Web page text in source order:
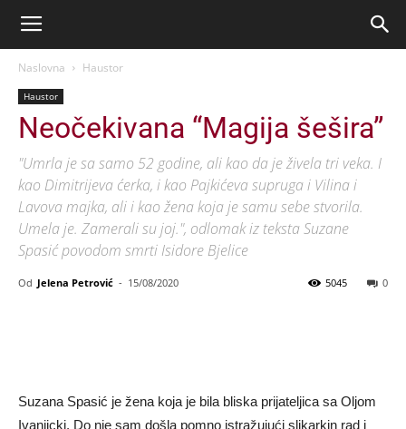
Naslovna Haustor
Haustor
Neočekivana “Magija šešira”
"Umrla je sa samo 52 godine, ali kao da je živela tri veka. I
kao Dimitrijeva ćerka, i kao Pajkićeva supruga i Vilina i
Lavova majka, ali i kao žena koja je samu sebe stvorila.
Umela je. Zamerali su joj.", odlomak iz teksta Suzane
Spasić povodom smrti Isidore Bjelice
Od Jelena Petrović - 15/08/2020 0
5045
Suzana Spasić je žena koja je bila bliska prijateljica sa Oljom
Ivanjicki. Do nje sam došla pomno istražujući slikarkin rad i